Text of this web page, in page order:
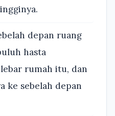
depan ruang
hasta
rumah itu, dan
ke sebelah depan